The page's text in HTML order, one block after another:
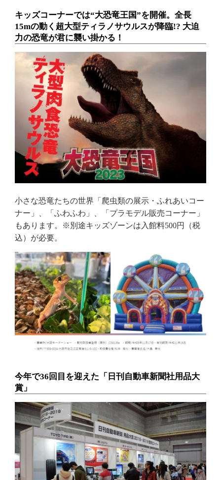
キッズコーナーでは“大恐竜王国”を開催。全長
15mの動く超大型ティラノサウルスが降臨!? 大迫
力の恐竜が君に襲い掛かる！
小さな恐竜たちの世界「爬虫類の展示・ふれあいコー
ナー」、「ふわふわ」、「プラモデル販売コーナー」
もあります。※別途キッズゾーンは入館料500円（税
込）が必要。
今年で36回目を迎えた「日刊自動車新聞社用品大
賞」